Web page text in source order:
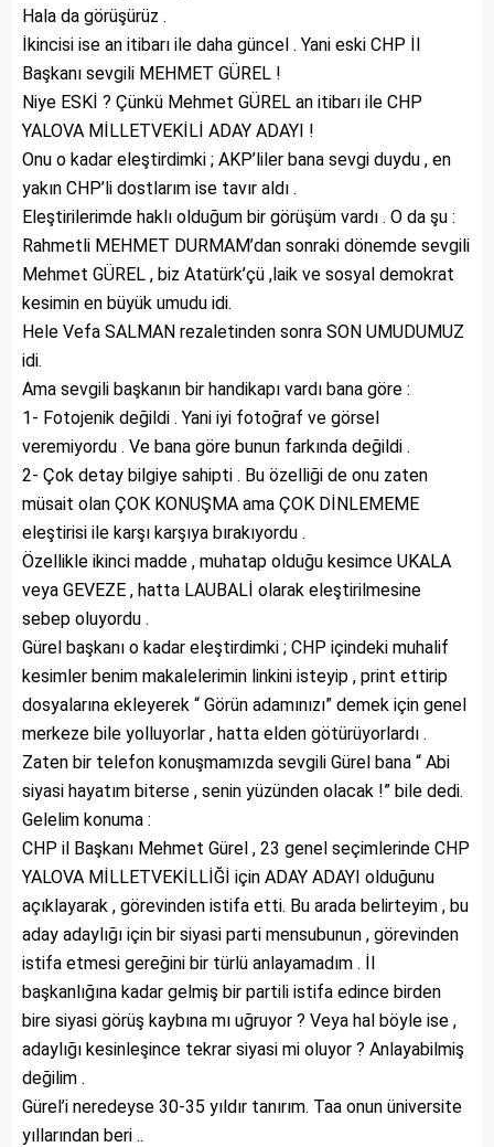
Hala da görüşürüz .
İkincisi ise an itibarı ile daha güncel . Yani eski CHP İl
Başkanı sevgili MEHMET GÜREL !
Niye ESKİ ? Çünkü Mehmet GÜREL an itibarı ile CHP
YALOVA MİLLETVEKİLİ ADAY ADAYI !
Onu o kadar eleştirdimki ; AKP’liler bana sevgi duydu , en
yakın CHP’li dostlarım ise tavır aldı .
Eleştirilerimde haklı olduğum bir görüşüm vardı . O da şu :
Rahmetli MEHMET DURMAM’dan sonraki dönemde sevgili
Mehmet GÜREL , biz Atatürk’çü ,laik ve sosyal demokrat
kesimin en büyük umudu idi.
Hele Vefa SALMAN rezaletinden sonra SON UMUDUMUZ
idi.
Ama sevgili başkanın bir handikapı vardı bana göre :
1- Fotojenik değildi . Yani iyi fotoğraf ve görsel
veremiyordu . Ve bana göre bunun farkında değildi .
2- Çok detay bilgiye sahipti . Bu özelliği de onu zaten
müsait olan ÇOK KONUŞMA ama ÇOK DİNLEMEME
eleştirisi ile karşı karşıya bırakıyordu .
Özellikle ikinci madde , muhatap olduğu kesimce UKALA
veya GEVEZE , hatta LAUBALİ olarak eleştirilmesine
sebep oluyordu .
Gürel başkanı o kadar eleştirdimki ; CHP içindeki muhalif
kesimler benim makalelerimin linkini isteyip , print ettirip
dosyalarına ekleyerek “ Görün adamınızı” demek için genel
merkeze bile yolluyorlar , hatta elden götürüyorlardı .
Zaten bir telefon konuşmamızda sevgili Gürel bana “ Abi
siyasi hayatım biterse , senin yüzünden olacak !” bile dedi.
Gelelim konuma :
CHP il Başkanı Mehmet Gürel , 23 genel seçimlerinde CHP
YALOVA MİLLETVEKİLLİĞİ için ADAY ADAYI olduğunu
açıklayarak , görevinden istifa etti. Bu arada belirteyim , bu
aday adaylığı için bir siyasi parti mensubunun , görevinden
istifa etmesi gereğini bir türlü anlayamadım . İl
başkanlığına kadar gelmiş bir partili istifa edince birden
bire siyasi görüş kaybına mı uğruyor ? Veya hal böyle ise ,
adaylığı kesinleşince tekrar siyasi mi oluyor ? Anlayabilmiş
değilim .
Gürel’i neredeyse 30-35 yıldır tanırım. Taa onun üniversite
yıllarından beri ..